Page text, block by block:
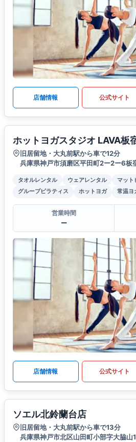
店舗情報 公式サイト
ホットヨガスタジオ LAVA板
旧居留地・大丸前駅から車で12分
兵庫県神戸市須磨区平田町2ー2ー6板
タオルレンタル ウェアレンタル
マット
グループピラティス
ホットヨガ 常温ヨ
営業時間
ー
店舗情報 公式サイト
ソエル北鈴蘭台店
旧居留地・大丸前駅から車で13分
兵庫県神戸市北区山田町小部字大脇山